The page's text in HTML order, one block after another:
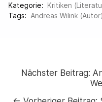
Kategorie: Kritiken
Tags: Andreas Wilink (Autor)
Nächster Beitrag: